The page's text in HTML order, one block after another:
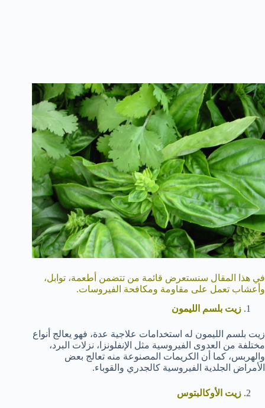
في هذا المقال سنستعرض قائمة من تتضمن أطعمة، توابل،
وأعشاب تعمل على مقاومة ومكافحة الفيروسات.
زيت بلسم الليمون
زيت بلسم الليمون له استخدامات علاجية عدة، فهو يعالج أنواع
مختلفة من العدوى الفيروسية مثل الإنفلونزا، نزلات البرد،
والهربس، كما أن الكريمات المصنوعة منه تعالج بعض
الأمراض الجلدية الفيروسية كالجدري والقوباء.
زيت الأوكالبتوس